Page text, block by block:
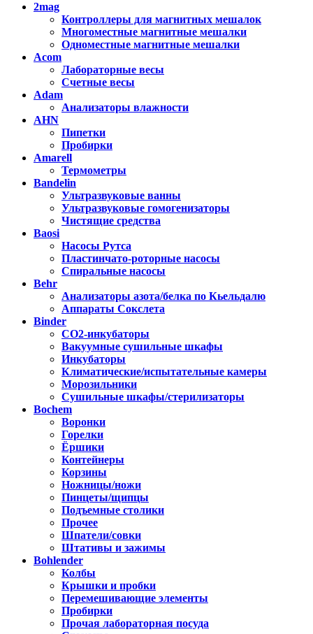
2mag
Контроллеры для магнитных мешалок
Многоместные магнитные мешалки
Одноместные магнитные мешалки
Acom
Лабораторные весы
Счетные весы
Adam
Анализаторы влажности
AHN
Пипетки
Пробирки
Amarell
Термометры
Bandelin
Ультразвуковые ванны
Ультразвуковые гомогенизаторы
Чистящие средства
Baosi
Насосы Рутса
Пластинчато-роторные насосы
Спиральные насосы
Behr
Анализаторы азота/белка по Кьельдалю
Аппараты Сокслета
Binder
CO2-инкубаторы
Вакуумные сушильные шкафы
Инкубаторы
Климатические/испытательные камеры
Морозильники
Сушильные шкафы/стерилизаторы
Bochem
Воронки
Горелки
Ёршики
Контейнеры
Корзины
Ножницы/ножи
Пинцеты/щипцы
Подъемные столики
Прочее
Шпатели/совки
Штативы и зажимы
Bohlender
Колбы
Крышки и пробки
Перемешивающие элементы
Пробирки
Прочая лабораторная посуда